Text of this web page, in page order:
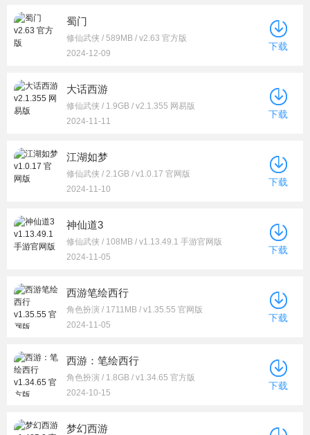
蜀门
修仙武侠 / 589MB / v2.63 官方版
2024-12-09
下载
大话西游
修仙武侠 / 1.9GB / v2.1.355 网易版
2024-11-11
下载
江湖如梦
修仙武侠 / 2.1GB / v1.0.17 官网版
2024-11-10
下载
神仙道3
修仙武侠 / 108MB / v1.13.49.1 手游官网版
2024-11-05
下载
西游笔绘西行
角色扮演 / 1711MB / v1.35.55 官网版
2024-11-05
下载
西游：笔绘西行
角色扮演 / 1.8GB / v1.34.65 官方版
2024-10-15
下载
梦幻西游